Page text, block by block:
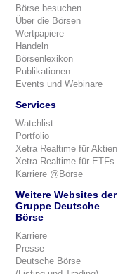
Börse besuchen
Über die Börsen
Wertpapiere
Handeln
Börsenlexikon
Publikationen
Events und Webinare
Services
Watchlist
Portfolio
Xetra Realtime für Aktien
Xetra Realtime für ETFs
Karriere @Börse
Weitere Websites der
Gruppe Deutsche
Börse
Karriere
Presse
Deutsche Börse